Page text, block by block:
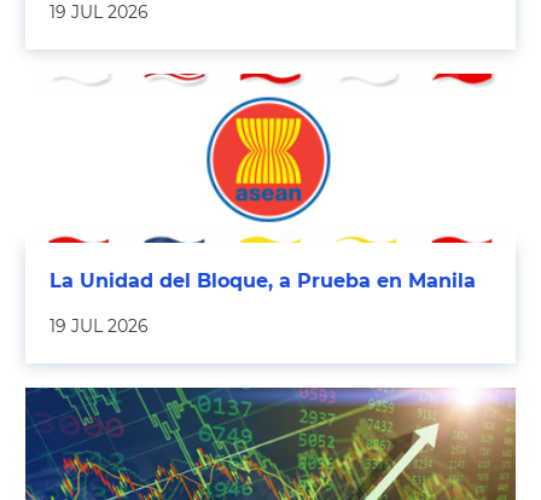
19 JUL 2026
La Unidad del Bloque, a Prueba en Manila
19 JUL 2026